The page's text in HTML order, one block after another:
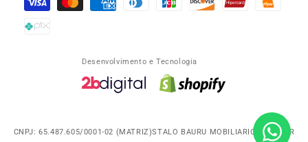
Desenvolvimento e Tecnologia
CNPJ: 65.487.605/0001-02 (MATRIZ)STALO BAURU MOBILIARIO ESCOLAR